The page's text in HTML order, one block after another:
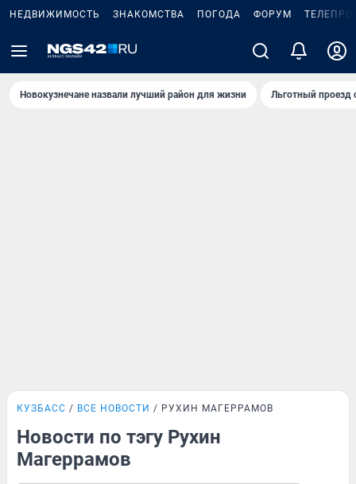
НЕДВИЖИМОСТЬ ЗНАКОМСТВА ПОГОДА ФОРУМ
Новокузнечане назвали лучший район для жизни Льготный проезд
КУЗБАСС ВСЕ НОВОСТИ РУХИН МАГЕРРАМОВ
Новости по тэгу Рухин
Магеррамов